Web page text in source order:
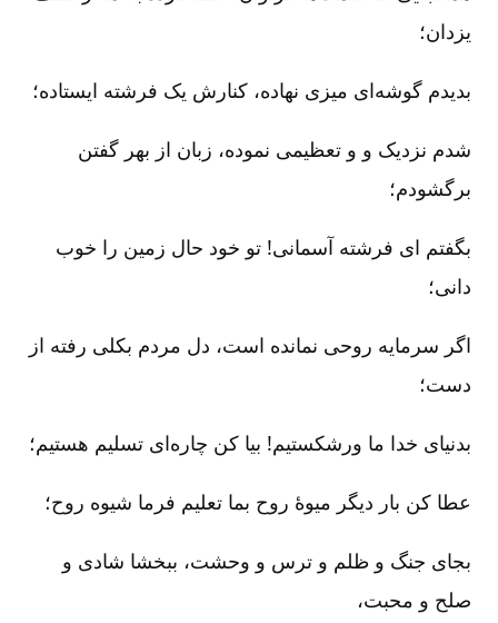
یزدان‌؛
بدیدم گوشه‌ای میزی نهاده‌، کنارش یک فرشته ایستاده‌؛
شدم نزدیک و و تعظیمی نموده‌، زبان از بهر گفتن
برگشودم‌؛
بگفتم ای فرشته آسمانی‌! تو خود حال زمین را خوب
دانی‌؛
اگر سرمایه روحی نمانده است‌، دل مردم بکلی رفته از
دست‌؛
بدنیای خدا ما ورشکستیم‌! بیا کن چاره‌ای تسلیم هستیم‌؛
عطا کن بار دیگر میوۀ روح بما تعلیم فرما شیوه روح‌؛
بجای جنگ و ظلم و ترس و وحشت‌، ببخشا شادی و
صلح و محبت‌،